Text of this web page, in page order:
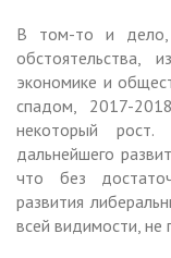
В том-то и дело,
обстоятельства,
экономике и
спадом, 2017-
некоторый рост.
дальнейшего
что без
развития
всей видимости, не